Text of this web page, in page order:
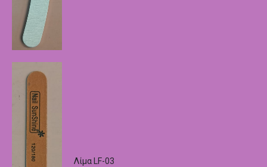
Λίμα LF-03